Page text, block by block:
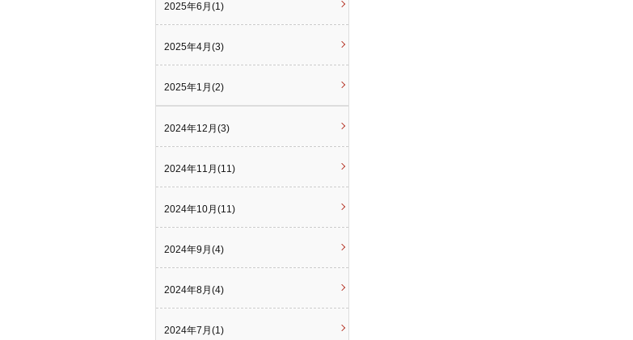
2025年6月(1)
2025年4月(3)
2025年1月(2)
2024年12月(3)
2024年11月(11)
2024年10月(11)
2024年9月(4)
2024年8月(4)
2024年7月(1)